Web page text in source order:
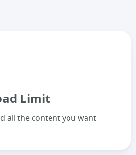
Limit
all the content you want